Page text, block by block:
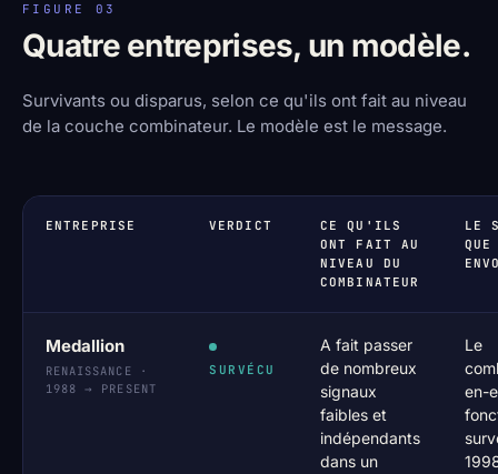
FIGURE 03
Quatre entreprises, un modèle.
Survivants ou disparus, selon ce qu'ils ont fait au niveau
de la couche combinateur. Le modèle est le message.
ENTREPRISE VERDICT
CE QU'ILS
ONT FAIT AU
NIVEAU DU
COMBINATEUR
LE
Medallion
RENAISSANCE ·
1988 → PRESENT
SURVÉCU
A fait passer
de nombreux
signaux
faibles et
indépendants
dans un
Le
en-